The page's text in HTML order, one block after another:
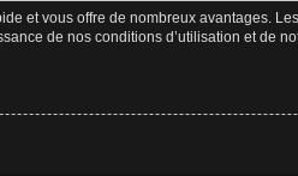
et vous offre de nombreux avantages.
de nos conditions d’utilisation et de